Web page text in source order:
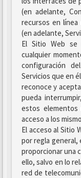
(en adelante,
recursos en
(en adelante,
El Sitio Web se
cualquier
configuración
Servicios que en
reconoce y
pueda
estos
acceso a los
El acceso al Sitio
por regla general,
proporcionar una
ello, salvo en lo
red de